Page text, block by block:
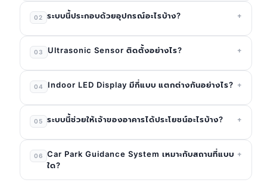
02 ระบบนี้ประกอบด้วยอุปกรณ์อะไรบ้าง? +
03 Ultrasonic Sensor ติดตั้งอย่างไร? +
04 Indoor LED Display มีกี่แบบ แตกต่างกันอย่างไร? +
05 ระบบนี้ช่วยให้เจ้าของอาคารได้ประโยชน์อะไรบ้าง? +
06
Car Park Guidance System เหมาะกับสถานที่แบบ
ใด?
+